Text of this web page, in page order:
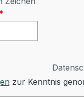
*
zur Kenntnis